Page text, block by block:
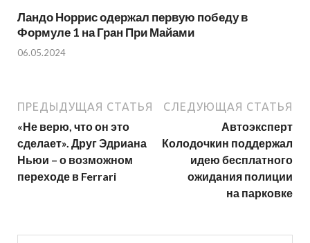
Ландо Норрис одержал первую победу в
Формуле 1 на Гран При Майами
06.05.2024
ПРЕДЫДУЩАЯ СТАТЬЯ
«Не верю, что он это
сделает». Друг Эдриана
Ньюи – о возможном
переходе в Ferrari
СЛЕДУЮЩАЯ СТАТЬЯ
Автоэксперт
Колодочкин поддержал
идею бесплатного
ожидания полиции
на парковке